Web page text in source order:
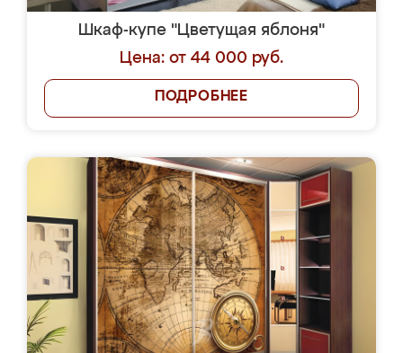
Шкаф-купе "Цветущая яблоня"
Цена: от 44 000 руб.
ПОДРОБНЕЕ